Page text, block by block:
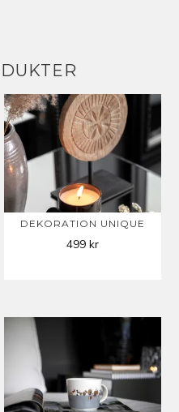
DEKORATION UNIQUE
499 kr